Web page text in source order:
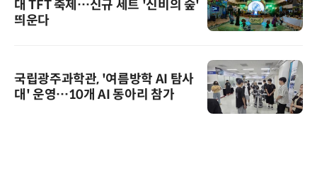
대 TFT 축제…신규 세트 '신비의 숲'
띄운다
국립광주과학관, '여름방학 AI 탐사
대' 운영…10개 AI 동아리 참가